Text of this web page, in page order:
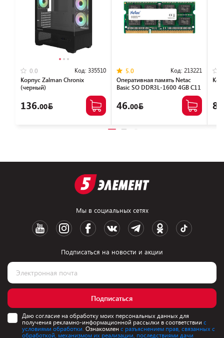
0.0 Код: 335510
Корпус Zalman Chronix
(черный)
136.00
5.0 Код: 213221
Оперативная память Netac
Basic SO DDR3L-1600 4GB C11
46.00
Мы в социальных сетях
Подписаться на новости и акции
Подписаться
Даю согласие на обработку моих персональных данных для
получения рекламно-информационной рассылки в соответствии с
условиями обработки. Ознакомлен с разъяснением прав, связанных с
обработкой, механизмом их реализации, последствиями дачи